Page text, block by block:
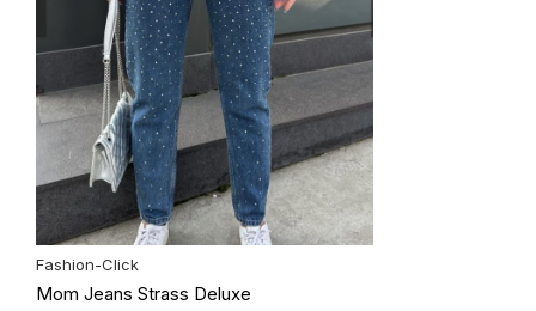
Fashion-Click
Mom Jeans Strass Deluxe